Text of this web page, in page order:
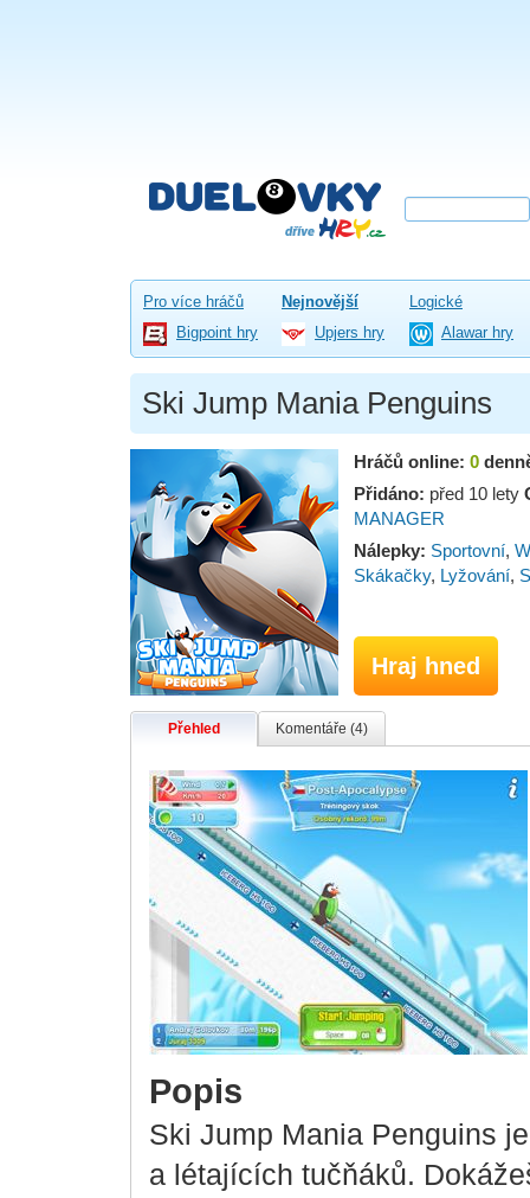
Pro více hráčů Nejnovější
Logické
Bigpoint hry
Upjers hry Alawar hry
Ski Jump Mania Penguins
Hráčů online: 0
Přidáno: před 10 lety
MANAGER
Nálepky: Sportovní,
Skákačky, Lyžování,
Hraj hned
Přehled Komentáře (4)
Popis
Ski Jump Mania Penguins
a létajících tučňáků.